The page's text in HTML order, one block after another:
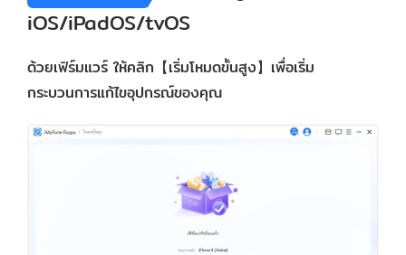
iOS/iPadOS/tvOS
ด้วยเฟิร์มแวร์ ให้คลิก【เริ่มโหมดขั้นสูง】เพื่อเริ่ม
กระบวนการแก้ไขอุปกรณ์ของคุณ